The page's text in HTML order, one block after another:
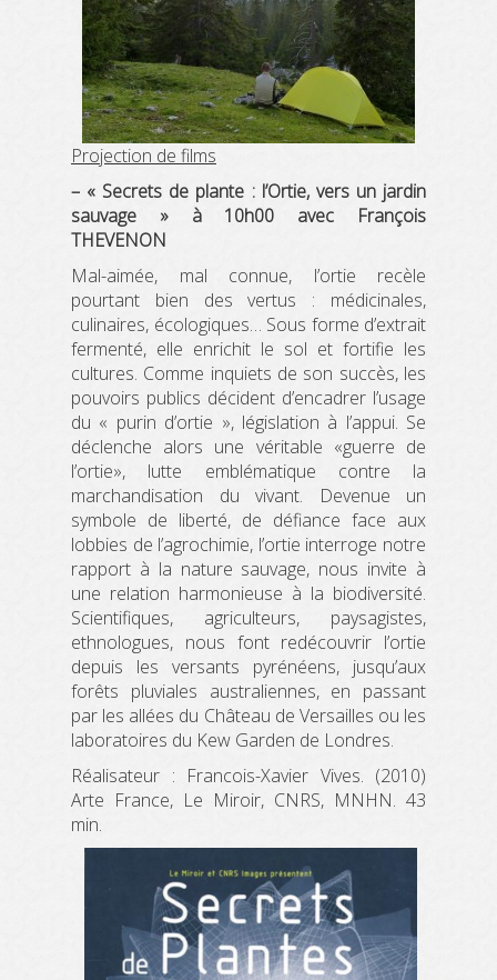
Projection de films
– « Secrets de plante : l’Ortie, vers un jardin
sauvage » à 10h00 avec François
THEVENON
Mal-aimée, mal connue, l’ortie recèle
pourtant bien des vertus : médicinales,
culinaires, écologiques… Sous forme d’extrait
fermenté, elle enrichit le sol et fortifie les
cultures. Comme inquiets de son succès, les
pouvoirs publics décident d’encadrer l’usage
du « purin d’ortie », législation à l’appui. Se
déclenche alors une véritable «guerre de
l’ortie», lutte emblématique contre la
marchandisation du vivant. Devenue un
symbole de liberté, de défiance face aux
lobbies de l’agrochimie, l’ortie interroge notre
rapport à la nature sauvage, nous invite à
une relation harmonieuse à la biodiversité.
Scientifiques, agriculteurs, paysagistes,
ethnologues, nous font redécouvrir l’ortie
depuis les versants pyrénéens, jusqu’aux
forêts pluviales australiennes, en passant
par les allées du Château de Versailles ou les
laboratoires du Kew Garden de Londres.
Réalisateur : Francois-Xavier Vives. (2010)
Arte France, Le Miroir, CNRS, MNHN. 43
min.